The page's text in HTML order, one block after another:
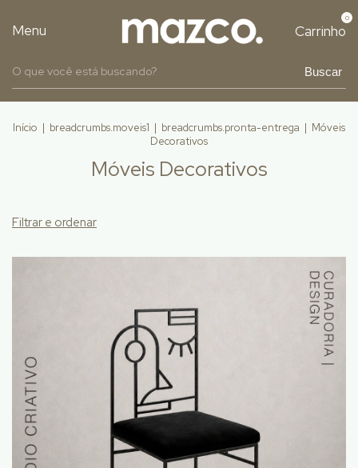
Menu Carrinho
0
Buscar
Início | breadcrumbs.moveis1 | breadcrumbs.pronta-entrega | Móveis
Decorativos
Móveis Decorativos
Filtrar e ordenar